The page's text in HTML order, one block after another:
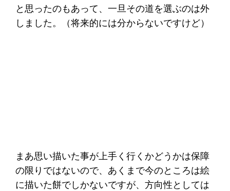
と思ったのもあって、一旦その道を選ぶのは外
しました。（将来的には分からないですけど）
まあ思い描いた事が上手く行くかどうかは保障
の限りではないので、あくまで今のところは絵
に描いた餅でしかないですが、方向性としては